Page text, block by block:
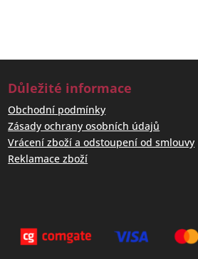
Důležité informace
Obchodní podmínky
Zásady ochrany osobních údajů
Vrácení zboží a odstoupení od smlouvy
Reklamace zboží